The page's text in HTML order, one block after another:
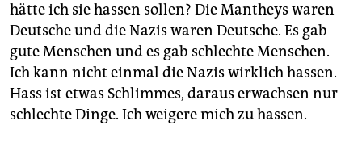
hätte ich sie hassen sollen? Die Mantheys waren
Deutsche und die Nazis waren Deutsche. Es gab
gute Menschen und es gab schlechte Menschen.
Ich kann nicht einmal die Nazis wirklich hassen.
Hass ist etwas Schlimmes, daraus erwachsen nur
schlechte Dinge. Ich weigere mich zu hassen.